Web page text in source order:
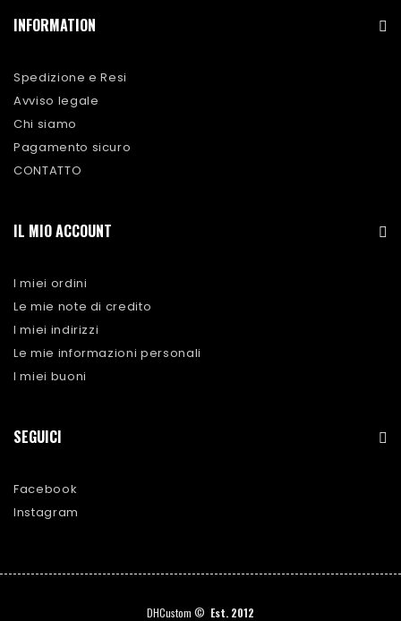
INFORMATION
Spedizione e Resi
Avviso legale
Chi siamo
Pagamento sicuro
CONTATTO
IL MIO ACCOUNT
I miei ordini
Le mie note di credito
I miei indirizzi
Le mie informazioni personali
I miei buoni
SEGUICI
Facebook
Instagram
DHCustom © Est. 2012